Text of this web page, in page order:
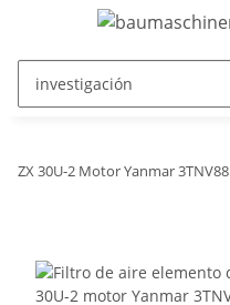
ZX 30U-2 Motor Yanmar 3TNV88